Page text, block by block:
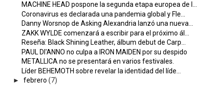
MACHINE HEAD pospone la segunda etapa europea de l...
Coronavirus es declarada una pandemia global y Fle...
Danny Worsnop de Asking Alexandria lanzó una nueva...
ZAKK WYLDE comenzará a escribir para el próximo ál...
Reseña: Black Shining Leather, álbum debut de Carp...
PAUL DI'ANNO no culpa a IRON MAIDEN por su despido
METALLICA no se presentará en varios festivales.
Líder BEHEMOTH sobre revelar la identidad del líde...
► febrero (7)